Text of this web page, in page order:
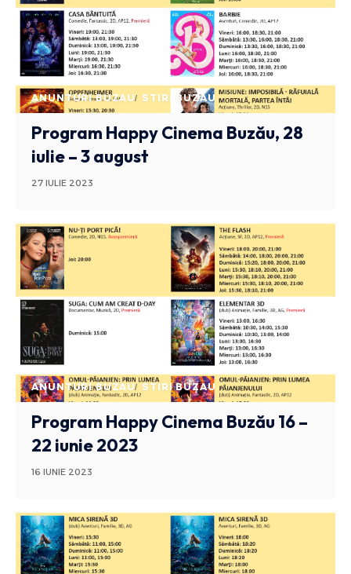
ANUNTURI BUZAU STIRI BUZAU
Program Happy Cinema Buzău, 28
iulie – 3 august
27 IULIE 2023
ANUNTURI BUZAU STIRI BUZAU
Program Happy Cinema Buzău 16 –
22 iunie 2023
16 IUNIE 2023